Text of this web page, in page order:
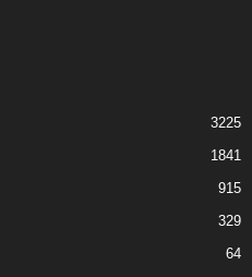
3225
1841
915
329
64